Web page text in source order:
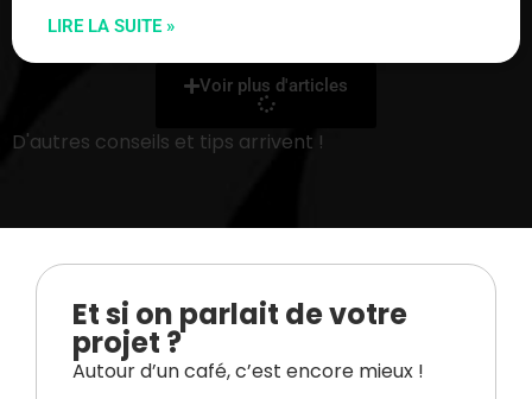
LIRE LA SUITE »
Voir plus d'articles
D'autres conseils et tips arrivent !
Et si on parlait de votre
projet ?
Autour d’un café, c’est encore mieux !